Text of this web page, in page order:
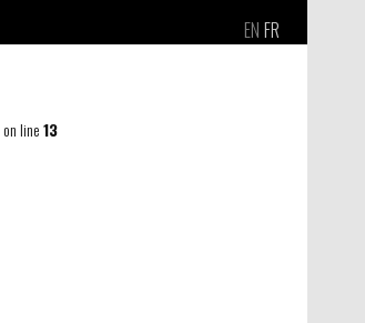
EN FR
on line13